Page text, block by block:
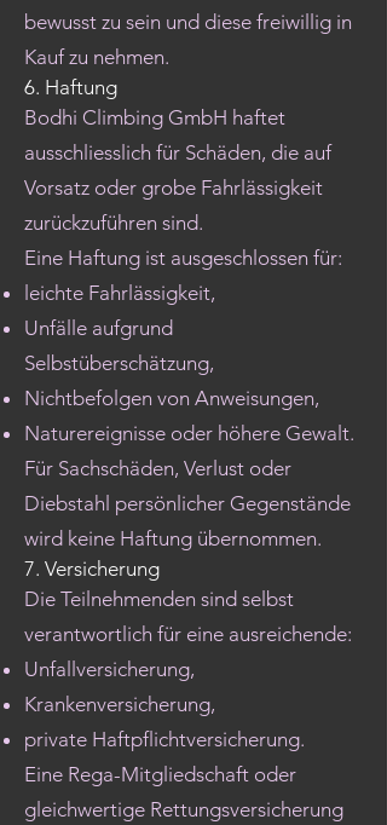
bewusst zu sein und diese freiwillig in
Kauf zu nehmen.
6. Haftung
Bodhi Climbing GmbH haftet
ausschliesslich für Schäden, die auf
Vorsatz oder grobe Fahrlässigkeit
zurückzuführen sind.
Eine Haftung ist ausgeschlossen für:
leichte Fahrlässigkeit,
Unfälle aufgrund
Selbstüberschätzung,
Nichtbefolgen von Anweisungen,
Naturereignisse oder höhere Gewalt.
Für Sachschäden, Verlust oder
Diebstahl persönlicher Gegenstände
wird keine Haftung übernommen.
7. Versicherung
Die Teilnehmenden sind selbst
verantwortlich für eine ausreichende:
Unfallversicherung,
Krankenversicherung,
private Haftpflichtversicherung.
Eine Rega-Mitgliedschaft oder
gleichwertige Rettungsversicherung